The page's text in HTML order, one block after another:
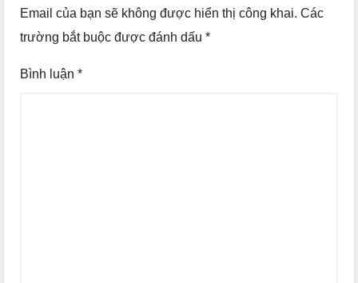
Email của bạn sẽ không được hiển thị công khai. Các
trường bắt buộc được đánh dấu *
Bình luận *